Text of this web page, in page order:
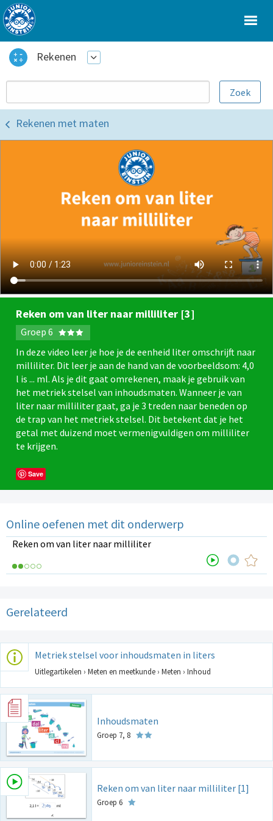
Rekenen
Rekenen met maten
Reken om van liter naar milliliter [3]
Groep 6
In deze video leer je hoe je de eenheid liter omschrijft naar
milliliter. Dit leer je aan de hand van de voorbeeldsom: 4,0
l is ... ml. Als je dit gaat omrekenen, maak je gebruik van
het metriek stelsel van inhoudsmaten. Wanneer je van
liter naar milliliter gaat, ga je 3 treden naar beneden op
de trap van het metriek stelsel. Dit betekent dat je het
getal met duizend moet vermenigvuldigen om milliliter
te krijgen.
Save
Online oefenen met dit onderwerp
Reken om van liter naar milliliter
Gerelateerd
Metriek stelsel voor inhoudsmaten in liters
Uitlegartikelen › Meten en meetkunde › Meten › Inhoud
Inhoudsmaten
Groep 7, 8
Reken om van liter naar milliliter [1]
Groep 6